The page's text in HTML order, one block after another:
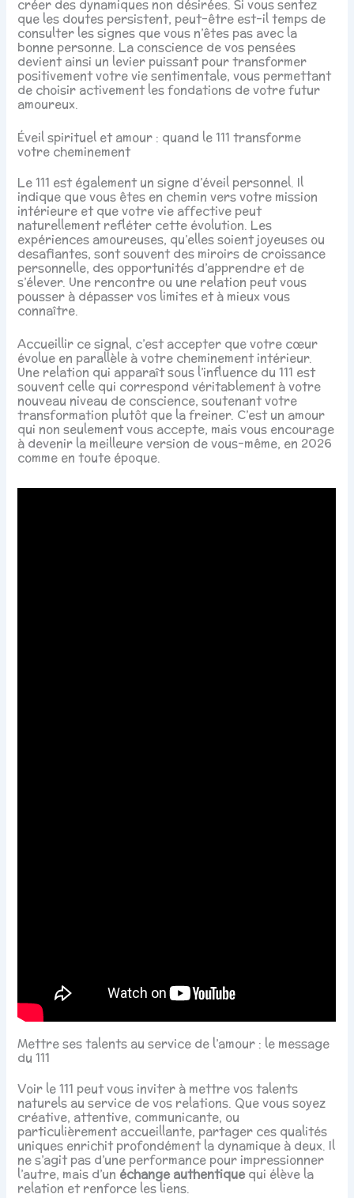
créer des dynamiques non désirées. Si vous sentez
que les doutes persistent, peut-être est-il temps de
consulter les signes que vous n’êtes pas avec la
bonne personne. La conscience de vos pensées
devient ainsi un levier puissant pour transformer
positivement votre vie sentimentale, vous permettant
de choisir activement les fondations de votre futur
amoureux.
Éveil spirituel et amour : quand le 111 transforme
votre cheminement
Le 111 est également un signe d’éveil personnel. Il
indique que vous êtes en chemin vers votre mission
intérieure et que votre vie affective peut
naturellement refléter cette évolution. Les
expériences amoureuses, qu’elles soient joyeuses ou
desafiantes, sont souvent des miroirs de croissance
personnelle, des opportunités d’apprendre et de
s’élever. Une rencontre ou une relation peut vous
pousser à dépasser vos limites et à mieux vous
connaître.
Accueillir ce signal, c’est accepter que votre cœur
évolue en parallèle à votre cheminement intérieur.
Une relation qui apparaît sous l’influence du 111 est
souvent celle qui correspond véritablement à votre
nouveau niveau de conscience, soutenant votre
transformation plutôt que la freiner. C’est un amour
qui non seulement vous accepte, mais vous encourage
à devenir la meilleure version de vous-même, en 2026
comme en toute époque.
Mettre ses talents au service de l’amour : le message
du 111
Voir le 111 peut vous inviter à mettre vos talents
naturels au service de vos relations. Que vous soyez
créative, attentive, communicante, ou
particulièrement accueillante, partager ces qualités
uniques enrichit profondément la dynamique à deux. Il
ne s’agit pas d’une performance pour impressionner
l’autre, mais d’un échange authentiquequi élève la
relation et renforce les liens.